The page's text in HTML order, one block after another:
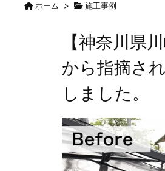
ホーム > 施工事例
【神奈川県
から指摘さ
しました。